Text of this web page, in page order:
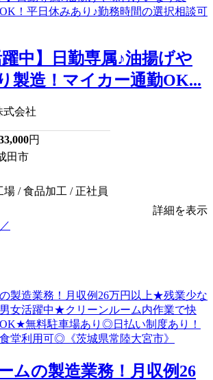
躍中】日勤専属♪油揚げや
製造！マイカー通勤OK...
式会社
円
田市
場 / 食品加工 / 正社員
詳細を表示
ムの製造業務！月収例26